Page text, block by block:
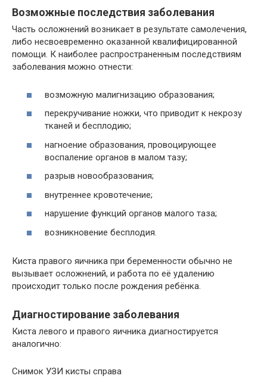
Возможные последствия заболевания
Часть осложнений возникает в результате самолечения,
либо несвоевременно оказанной квалифицированной
помощи. К наиболее распространенным последствиям
заболевания можно отнести:
возможную малигнизацию образования;
перекручивание ножки, что приводит к некрозу
тканей и бесплодию;
нагноение образования, провоцирующее
воспаление органов в малом тазу;
разрыв новообразования;
внутреннее кровотечение;
нарушение функций органов малого таза;
возникновение бесплодия.
Киста правого яичника при беременности обычно не
вызывает осложнений, и работа по её удалению
происходит только после рождения ребёнка.
Диагностирование заболевания
Киста левого и правого яичника диагностируется
аналогично:
Снимок УЗИ кисты справа